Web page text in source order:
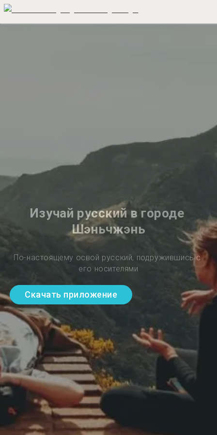
Изучай русский в городе
Шэньчжэнь
По-настоящему освой русский, подружившись с
его носителями
Скачать приложение